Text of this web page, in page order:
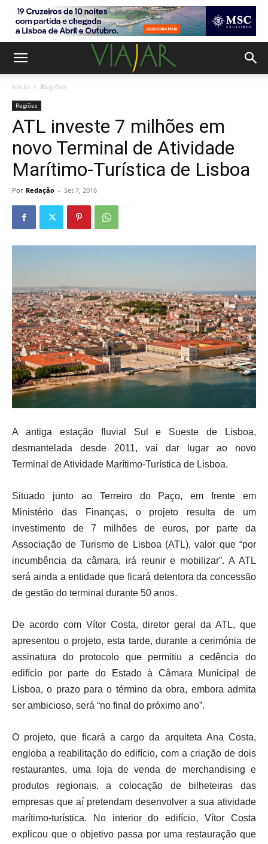
Início Regiões
Regiões
ATL investe 7 milhões em
novo Terminal de Atividade
Marítimo-Turística de Lisboa
Por Redação - Set 7, 2016
A antiga estação fluvial Sul e Sueste de Lisboa,
desmantelada desde 2011, vai dar lugar ao novo
Terminal de Atividade Marítimo-Turística de Lisboa.
Situado junto ao Terreiro do Paço, em frente em
Ministério das Finanças, o projeto resulta de um
investimento de 7 milhões de euros, por parte da
Associação de Turismo de Lisboa (ATL), valor que “por
incumbência da câmara, irá reunir e mobilizar”. A ATL
será ainda a entidade que ficará detentora da concessão
de gestão do terminal durante 50 anos.
De acordo com Vítor Costa, diretor geral da ATL, que
apresentou o projeto, esta tarde, durante a cerimónia de
assinatura do protocolo que permitiu a cedência do
edifício por parte do Estado à Câmara Municipal de
Lisboa, o prazo para o término da obra, embora admita
ser ambicioso, será “no final do próximo ano”.
O projeto, que ficará a cargo da arquiteta Ana Costa,
engloba a reabilitação do edifício, com a criação de dois
restaurantes, uma loja de venda de merchandising e
produtos regionais, a colocação de bilheteiras das
empresas que aí pretendam desenvolver a sua atividade
marítimo-turística. No interior do edifício, Vítor Costa
explicou que o objetivo passa por uma restauração que